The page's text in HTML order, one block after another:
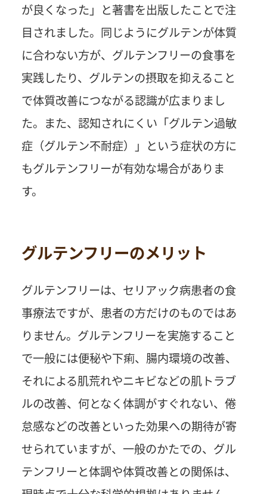
が良くなった」と著書を出版したことで注
目されました。同じようにグルテンが体質
に合わない方が、グルテンフリーの食事を
実践したり、グルテンの摂取を抑えること
で体質改善につながる認識が広まりまし
た。また、認知されにくい「グルテン過敏
症（グルテン不耐症）」という症状の方に
もグルテンフリーが有効な場合がありま
す。
グルテンフリーのメリット
グルテンフリーは、セリアック病患者の食
事療法ですが、患者の方だけのものではあ
りません。グルテンフリーを実施すること
で一般には便秘や下痢、腸内環境の改善、
それによる肌荒れやニキビなどの肌トラブ
ルの改善、何となく体調がすぐれない、倦
怠感などの改善といった効果への期待が寄
せられていますが、一般のかたでの、グル
テンフリーと体調や体質改善との関係は、